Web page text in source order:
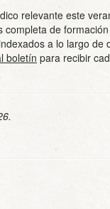
relevante este
de
a lo largo de
boletín para recibir